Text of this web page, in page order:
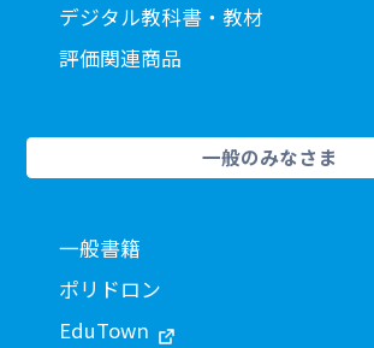
デジタル教科書・教材
評価関連商品
一般のみなさま
一般書籍
ポリドロン
EduTown